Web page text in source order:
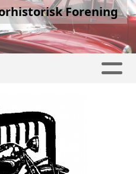
Forening